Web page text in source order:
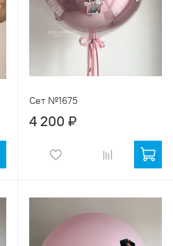
Сет №1675
4 200 ₽